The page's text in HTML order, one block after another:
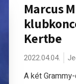
Marcus
Kertbe
2022.04.04.
A két